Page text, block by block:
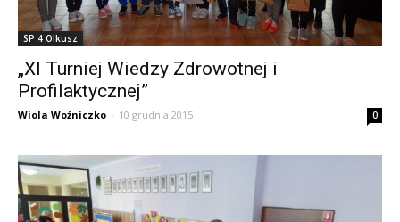
SP 4 Olkusz
„XI Turniej Wiedzy Zdrowotnej i
Profilaktycznej”
Wiola Woźniczko - 10 grudnia 2015 0